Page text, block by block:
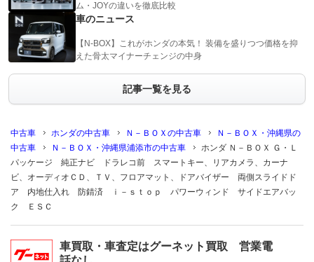
ム・JOYの違いを徹底比較
車のニュース
【N-BOX】これがホンダの本気！ 装備を盛りつつ価格を抑
えた骨太マイナーチェンジの中身
記事一覧を見る
中古車 ホンダの中古車 Ｎ－ＢＯＸの中古車
Ｎ－ＢＯＸ・沖縄県の
中古車
Ｎ－ＢＯＸ・沖縄県浦添市の中古車
ホンダ Ｎ－ＢＯＸ Ｇ・Ｌ
パッケージ 純正ナビ ドラレコ前 スマートキー、リアカメラ、カーナ
ビ、オーディオＣＤ、ＴＶ、フロアマット、ドアバイザー 両側スライドド
ア 内地仕入れ 防錆済 ｉ－ｓｔｏｐ パワーウィンド サイドエアバッ
ク ＥＳＣ
車買取・車査定はグーネット買取 営業電